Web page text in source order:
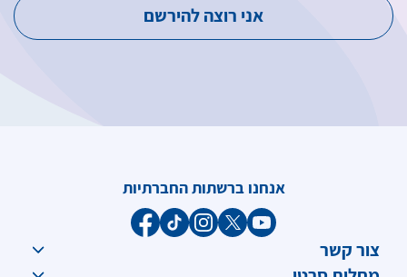
צור קשר
אנחנו ברשתות החברתיות